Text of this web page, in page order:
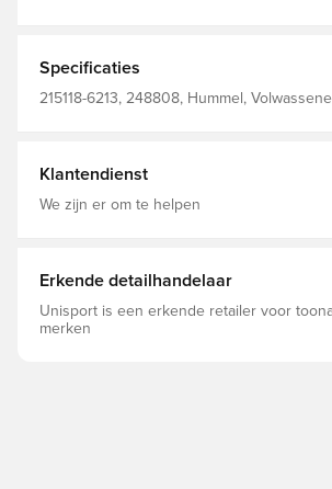
Specificaties
215118-6213, 248808, Hummel,
Klantendienst
We zijn er om te helpen
Erkende detailhandelaar
Unisport is een erkende retailer voor
merken